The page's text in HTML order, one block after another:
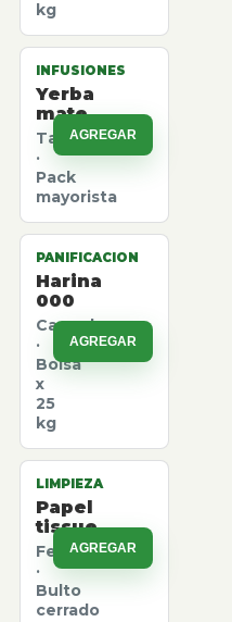
kg
INFUSIONES
Yerba
mate
Taragui
·
Pack
mayorista
AGREGAR
PANIFICACION
Harina
000
Canuelas
·
Bolsa
x
25
kg
AGREGAR
LIMPIEZA
Papel
tissue
Felpita
·
Bulto
cerrado
AGREGAR